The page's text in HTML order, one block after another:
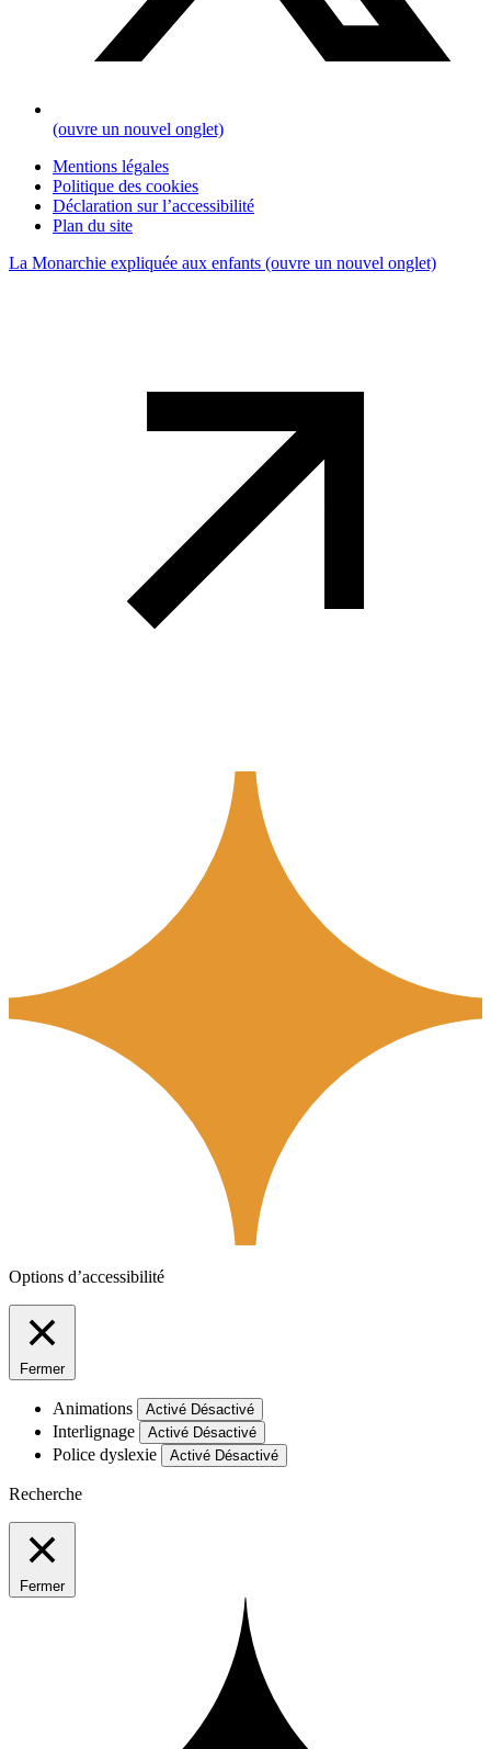
(ouvre un nouvel onglet)
Mentions légales
Politique des cookies
Déclaration sur l’accessibilité
Plan du site
La Monarchie expliquée aux enfants (ouvre un nouvel onglet)
Options d’accessibilité
Fermer
Animations Activé Désactivé
Interlignage Activé Désactivé
Police dyslexie Activé Désactivé
Recherche
Fermer